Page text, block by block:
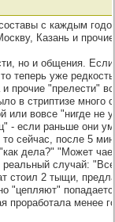
с каждым
Казань и
но и общения.
теперь уже
прочие "прелести"
в стриптизе много
или вовсе "нигде не
- если раньше они
сейчас, после 5
дела?" "Может
случай:
стоил 2 тыщи,
"цепляют"
проработала менее